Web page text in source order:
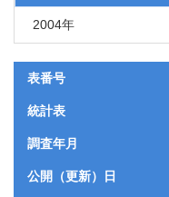
2004年
表番号
統計表
調査年月
公開（更新）日